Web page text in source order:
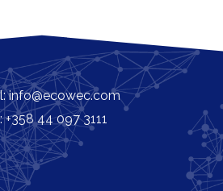
info@ecowec.com
+358 44 097 3111